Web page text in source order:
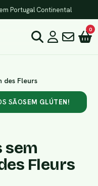
Portugal Continental
0
des Fleurs
SÃOSEM GLÚTEN!
sem
Fleurs